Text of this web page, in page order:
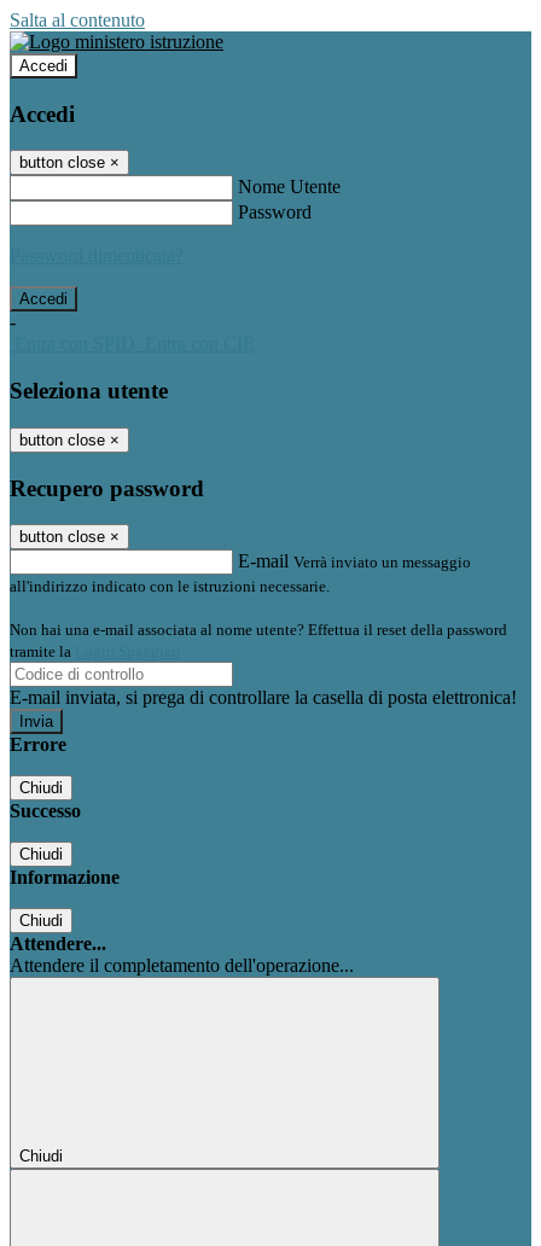
Salta al contenuto
Accedi
Accedi
button close ×
Nome Utente
Password
-
Seleziona utente
button close ×
Recupero password
button close ×
E-mail Verrà inviato un messaggio
all'indirizzo indicato con le istruzioni necessarie.
Non hai una e-mail associata al nome utente? Effettua il reset della password
tramite la
E-mail inviata, si prega di controllare la casella di posta elettronica!
Errore
Chiudi
Successo
Chiudi
Informazione
Chiudi
Attendere...
Attendere il completamento dell'operazione...
Chiudi